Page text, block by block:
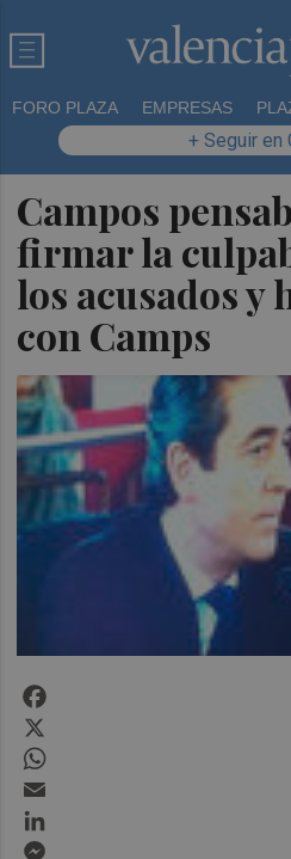
FORO PLAZA EMPRESAS
+ Seguir en
Campos
firmar la
los acusados y
con Camps